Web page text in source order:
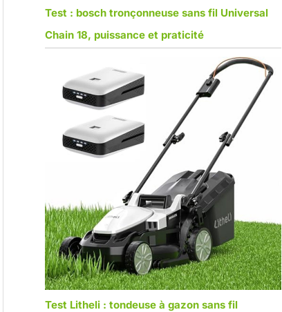
Test : bosch tronçonneuse sans fil Universal
Chain 18, puissance et praticité
Test Litheli : tondeuse à gazon sans fil